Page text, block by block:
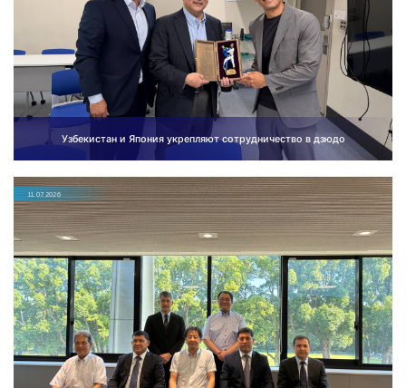
Узбекистан и Япония укрепляют сотрудничество в дзюдо
11.07.2026